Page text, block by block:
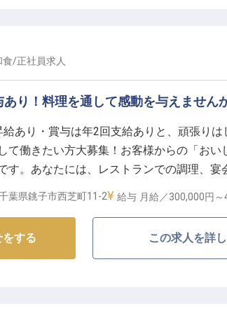
の笑顔に直結します。
高みを目指す】
の育成にも携わりながら、調理部門の中心
安定した給与に加え、年1回の昇給や賞与
食/正社員求人
り！料理を通して感動を与えません
あり・賞与は年2回支給ありと、頑張りは
て働きたい方大募集！お客様からの「おい
す。あなたには、レストランでの調理、宴
を喜ばせることへの飽くなき探究心で感動
スキルアップも目指せる環境です。※この
葉県銚子市西芝町11-2 給与 月給／300,000円～
する この求人を詳